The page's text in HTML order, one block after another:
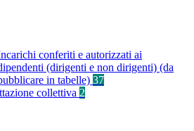
conferiti e autorizzati ai
(dirigenti e non dirigenti) (da
in tabelle) 37
collettiva 2